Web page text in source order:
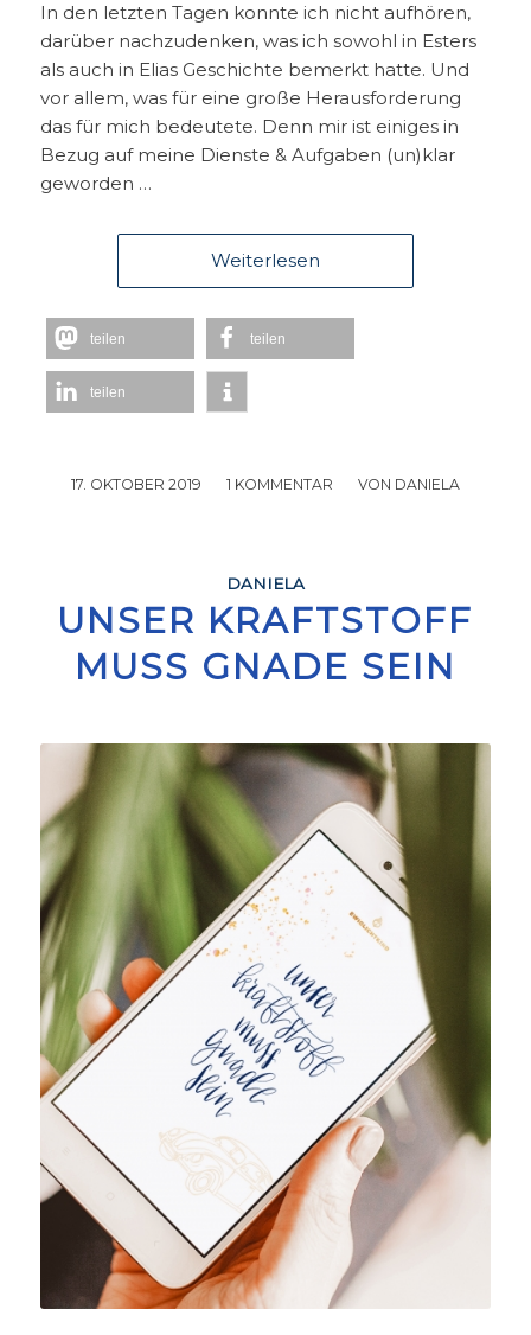
In den letzten Tagen konnte ich nicht aufhören,
darüber nachzudenken, was ich sowohl in Esters
als auch in Elias Geschichte bemerkt hatte. Und
vor allem, was für eine große Herausforderung
das für mich bedeutete. Denn mir ist einiges in
Bezug auf meine Dienste & Aufgaben (un)klar
geworden …
Weiterlesen
teilen teilen
teilen
17. OKTOBER 2019
/ 1 KOMMENTAR
/ VON DANIELA
DANIELA
UNSER KRAFTSTOFF
MUSS GNADE SEIN